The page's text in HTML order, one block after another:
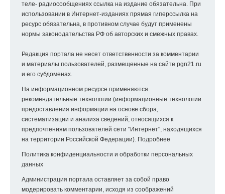
теле- радиосообщениях ссылка на издание обязательна. При
использовании в Интернет-изданиях прямая гиперссылка на
ресурс обязательна, в противном случае будут применены
нормы законодательства РФ об авторских и смежных правах.
Редакция портала не несет ответственности за комментарии
и материалы пользователей, размещенные на сайте pgn21.ru
и его субдоменах.
На информационном ресурсе применяются
рекомендательные технологии (информационные технологии
предоставления информации на основе сбора,
систематизации и анализа сведений, относящихся к
предпочтениям пользователей сети "Интернет", находящихся
на территории Российской Федерации). Подробнее
Политика конфиденциальности и обработки персональных
данных
Администрация портала оставляет за собой право
модерировать комментарии, исходя из соображений